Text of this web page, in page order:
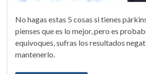
No hagas estas 5 cosas si tienes
pienses que es lo mejor, pero es
equivoques, sufras los resultados
mantenerlo.